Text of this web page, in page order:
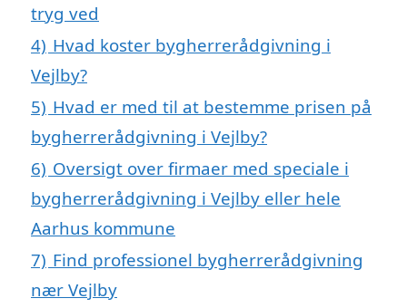
tryg ved
4) Hvad koster bygherrerådgivning i
Vejlby?
5) Hvad er med til at bestemme prisen på
bygherrerådgivning i Vejlby?
6) Oversigt over firmaer med speciale i
bygherrerådgivning i Vejlby eller hele
Aarhus kommune
7) Find professionel bygherrerådgivning
nær Vejlby